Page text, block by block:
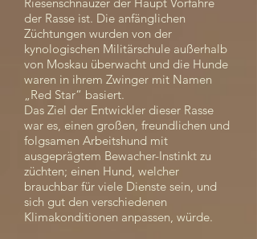
der Rasse ist. Die anfänglichen
Züchtungen wurden von der
kynologischen Militärschule außerhalb
von Moskau überwacht und die Hunde
waren in ihrem Zwinger mit Namen
„Red Star“ basiert.
Das Ziel der Entwickler dieser Rasse
war es, einen großen, freundlichen und
folgsamen Arbeitshund mit
ausgeprägtem Bewacher-Instinkt zu
züchten; einen Hund, welcher
brauchbar für viele Dienste sein, und
sich gut den verschiedenen
Klimakonditionen anpassen, würde.